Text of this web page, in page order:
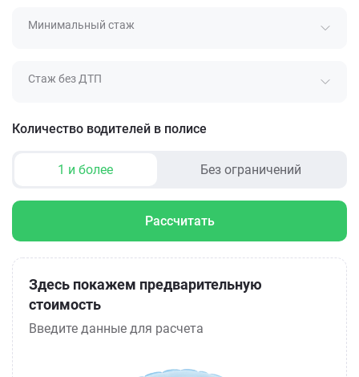
Минимальный стаж
Стаж без ДТП
Количество водителей в полисе
1 и более Без ограничений
Рассчитать
Здесь покажем предварительную
стоимость
Введите данные для расчета